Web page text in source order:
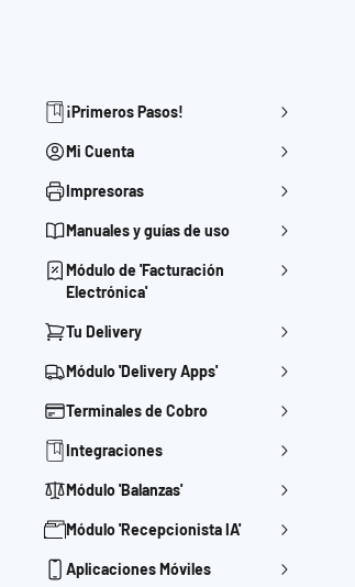
¡Primeros Pasos!
Mi Cuenta
Impresoras
Manuales y guías de uso
Módulo de 'Facturación
Electrónica'
Tu Delivery
Módulo 'Delivery Apps'
Terminales de Cobro
Integraciones
Módulo 'Balanzas'
Módulo 'Recepcionista IA'
Aplicaciones Móviles